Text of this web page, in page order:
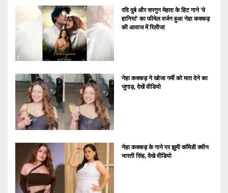
रवि दुबे और सरगुन मेहता के हिट गाने 'वे
हानियां' का फीमेल वर्जन हुआ नेहा कक्कड़
की आवाज में रिलीज!
नेहा कक्कड़ ने खोजा गर्मी को मात देने का
जुगाड़, देखें वीडियो
नेहा कक्कड़ के गाने पर झुमी कॉमेडी क्वीन
भारती सिंह, देखे वीडियो